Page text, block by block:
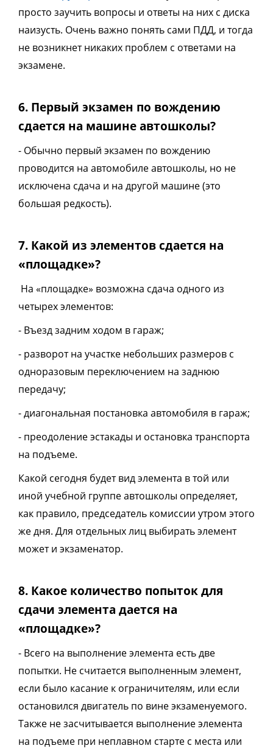
просто заучить вопросы и ответы на них с диска
наизусть. Очень важно понять сами ПДД, и тогда
не возникнет никаких проблем с ответами на
экзамене.
6. Первый экзамен по вождению
сдается на машине автошколы?
- Обычно первый экзамен по вождению
проводится на автомобиле автошколы, но не
исключена сдача и на другой машине (это
большая редкость).
7. Какой из элементов сдается на
«площадке»?
На «площадке» возможна сдача одного из
четырех элементов:
- Въезд задним ходом в гараж;
- разворот на участке небольших размеров с
одноразовым переключением на заднюю
передачу;
- диагональная постановка автомобиля в гараж;
- преодоление эстакады и остановка транспорта
на подъеме.
Какой сегодня будет вид элемента в той или
иной учебной группе автошколы определяет,
как правило, председатель комиссии утром этого
же дня. Для отдельных лиц выбирать элемент
может и экзаменатор.
8. Какое количество попыток для
сдачи элемента дается на
«площадке»?
- Всего на выполнение элемента есть две
попытки. Не считается выполненным элемент,
если было касание к ограничителям, или если
остановился двигатель по вине экзаменуемого.
Также не засчитывается выполнение элемента
на подъеме при неплавном старте с места или